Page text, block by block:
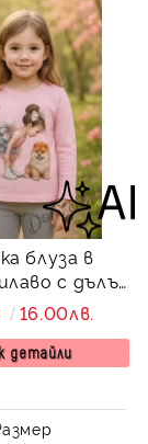
блуза в
с дълъг
момиче с
на
и куче
16.00лв.
детайли